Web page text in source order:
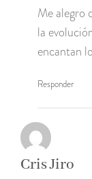
Me alegro
la
encantan
Responder
Cris Jiro